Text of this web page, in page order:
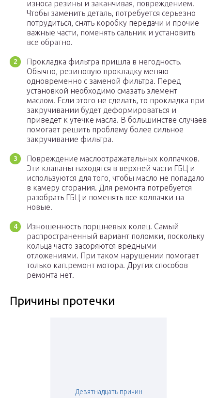
износа резины и заканчивая, повреждением.
Чтобы заменить деталь, потребуется серьезно
потрудиться, снять коробку передачи и прочие
важные части, поменять сальник и установить
все обратно.
Прокладка фильтра пришла в негодность.
Обычно, резиновую прокладку меняю
одновременно с заменой фильтра. Перед
установкой необходимо смазать элемент
маслом. Если этого не сделать, то прокладка при
закручивании будет деформироваться и
приведет к утечке масла. В большинстве случаев
помогает решить проблему более сильное
закручивание фильтра.
Повреждение маслоотражательных колпачков.
Эти клапаны находятся в верхней части ГБЦ и
используются для того, чтобы масло не попадало
в камеру сгорания. Для ремонта потребуется
разобрать ГБЦ и поменять все колпачки на
новые.
Изношенность поршневых колец. Самый
распространенный вариант поломки, поскольку
кольца часто засоряются вредными
отложениями. При таком нарушении помогает
только кап.ремонт мотора. Других способов
ремонта нет.
Причины протечки
Девятнадцать причин